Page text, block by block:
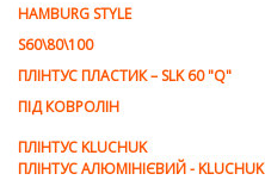
HAMBURG STYLE
S60\80\100
ПЛІНТУС ПЛАСТИК – SLK 60 "Q"
ПІД КОВРОЛІН
ПЛІНТУС KLUCHUK
ПЛІНТУС АЛЮМІНІЄВИЙ - KLUCHUK